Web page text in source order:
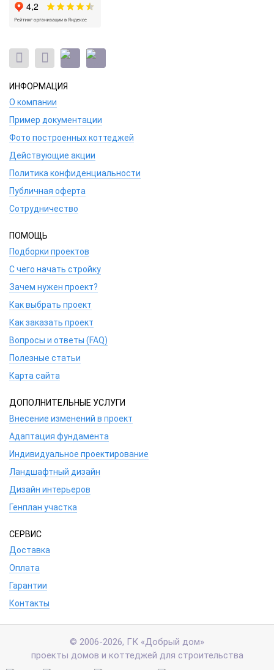
ИНФОРМАЦИЯ
О компании
Пример документации
Фото построенных коттеджей
Действующие акции
Политика конфиденциальности
Публичная оферта
Сотрудничество
ПОМОЩЬ
Подборки проектов
С чего начать стройку
Зачем нужен проект?
Как выбрать проект
Как заказать проект
Вопросы и ответы (FAQ)
Полезные статьи
Карта сайта
ДОПОЛНИТЕЛЬНЫЕ УСЛУГИ
Внесение изменений в проект
Адаптация фундамента
Индивидуальное проектирование
Ландшафтный дизайн
Дизайн интерьеров
Генплан участка
СЕРВИС
Доставка
Оплата
Гарантии
Контакты
© 2006-2026, ГК «Добрый дом»
проекты домов и коттеджей для строительства